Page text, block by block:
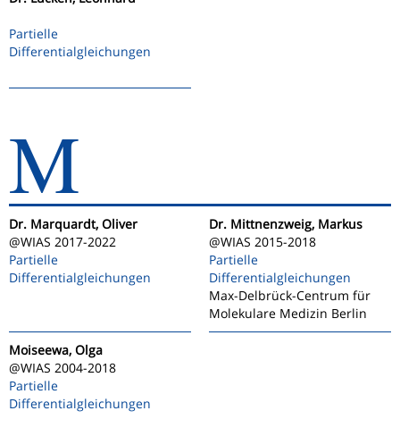
Partielle
Differentialgleichungen
M
Dr. Marquardt, Oliver
@WIAS 2017-2022
Partielle
Differentialgleichungen
Dr. Mittnenzweig, Markus
@WIAS 2015-2018
Partielle
Differentialgleichungen
Max-Delbrück-Centrum für
Molekulare Medizin Berlin
Moiseewa, Olga
@WIAS 2004-2018
Partielle
Differentialgleichungen